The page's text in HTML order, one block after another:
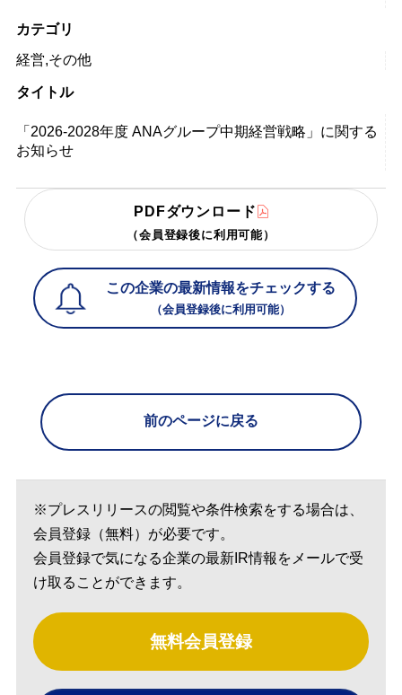
カテゴリ
経営,その他
タイトル
「2026-2028年度 ANAグループ中期経営戦略」に関する
お知らせ
PDFダウンロード
（会員登録後に利用可能）
この企業の最新情報をチェックする
（会員登録後に利用可能）
前のページに戻る
※プレスリリースの閲覧や条件検索をする場合は、
会員登録（無料）が必要です。
会員登録で気になる企業の最新IR情報をメールで受
け取ることができます。
無料会員登録